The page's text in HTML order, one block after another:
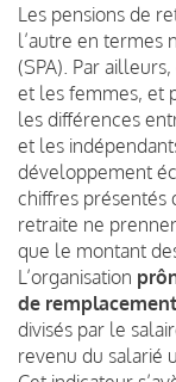
Les pensions de
l’autre en termes
(SPA). Par
et les femmes, et
les différences
et les
développement
chiffres présentés
retraite ne
que le montant
L’organisation
de
divisés par le
revenu du salarié